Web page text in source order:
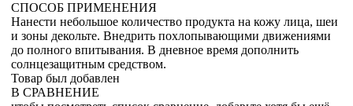
СПОСОБ ПРИМЕНЕНИЯ
Нанести небольшое количество продукта на кожу лица, шеи
и зоны декольте. Внедрить похлопывающими движениями
до полного впитывания. В дневное время дополнить
солнцезащитным средством.
Товар был добавлен
В СРАВНЕНИЕ